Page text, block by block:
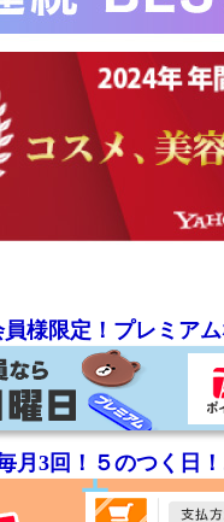
様限定！プレミア
月3回！５のつく日